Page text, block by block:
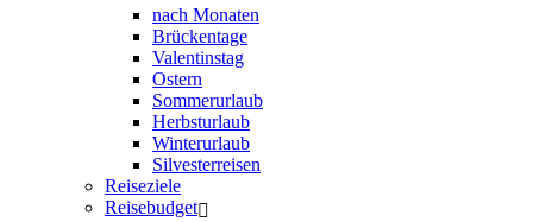
nach Monaten
Brückentage
Valentinstag
Ostern
Sommerurlaub
Herbsturlaub
Winterurlaub
Silvesterreisen
Reiseziele
Reisebudget